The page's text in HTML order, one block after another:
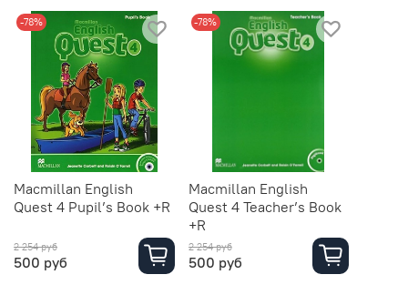
-78%
Macmillan English
Quest 4 Pupil’s Book +R
2 254 руб
500 руб
-78%
Macmillan English
Quest 4 Teacher’s Book
+R
2 254 руб
500 руб